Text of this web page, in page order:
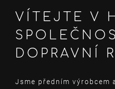
VÍTEJTE V
DOPRAVNÍ
Jsme předním výrobcem